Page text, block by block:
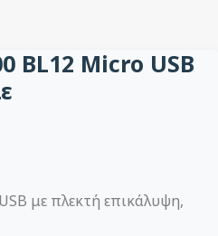
BL12 Micro USB
με πλεκτή επικάλυψη,